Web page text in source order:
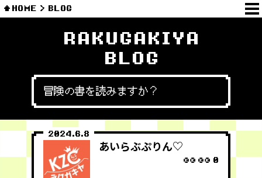
HOME BLOG
RAKUGAKIYA
BLOG
冒険の書を読みますか？
2024.6.8
あいらぶぷりん♡
0